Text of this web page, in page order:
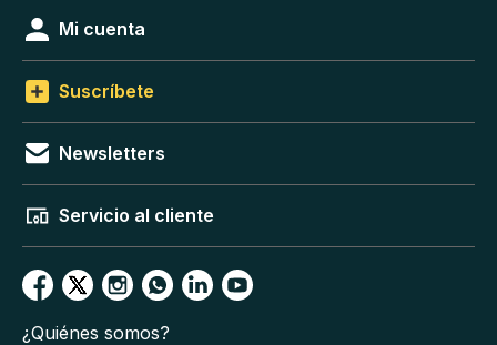
Mi cuenta
Suscríbete
Newsletters
Servicio al cliente
¿Quiénes somos?